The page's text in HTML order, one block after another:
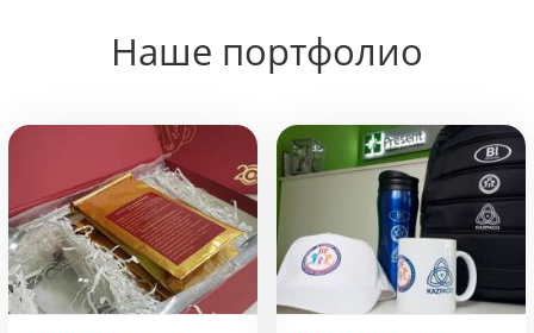
Наше портфолио